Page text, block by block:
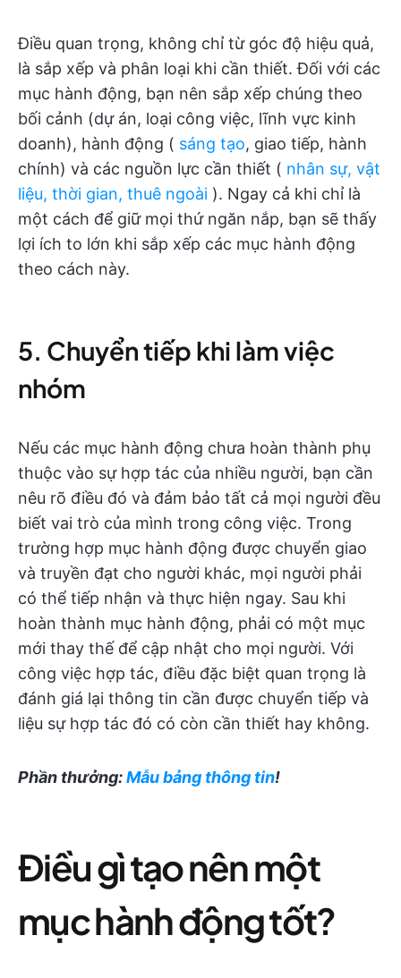
Điều quan trọng, không chỉ từ góc độ hiệu quả,
là sắp xếp và phân loại khi cần thiết. Đối với các
mục hành động, bạn nên sắp xếp chúng theo
bối cảnh (dự án, loại công việc, lĩnh vực kinh
doanh), hành động ( sáng tạo, giao tiếp, hành
chính) và các nguồn lực cần thiết ( nhân sự, vật
liệu, thời gian, thuê ngoài ). Ngay cả khi chỉ là
một cách để giữ mọi thứ ngăn nắp, bạn sẽ thấy
lợi ích to lớn khi sắp xếp các mục hành động
theo cách này.
5. Chuyển tiếp khi làm việc
nhóm
Nếu các mục hành động chưa hoàn thành phụ
thuộc vào sự hợp tác của nhiều người, bạn cần
nêu rõ điều đó và đảm bảo tất cả mọi người đều
biết vai trò của mình trong công việc. Trong
trường hợp mục hành động được chuyển giao
và truyền đạt cho người khác, mọi người phải
có thể tiếp nhận và thực hiện ngay. Sau khi
hoàn thành mục hành động, phải có một mục
mới thay thế để cập nhật cho mọi người. Với
công việc hợp tác, điều đặc biệt quan trọng là
đánh giá lại thông tin cần được chuyển tiếp và
liệu sự hợp tác đó có còn cần thiết hay không.
Phần thưởng:Mẫu bảng thông tin!
Điều gì tạo nên một
mục hành động tốt?